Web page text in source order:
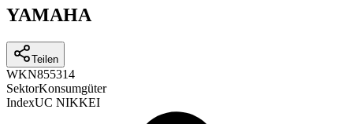
YAMAHA
Teilen
WKN855314
SektorKonsumgüter
IndexUC NIKKEI